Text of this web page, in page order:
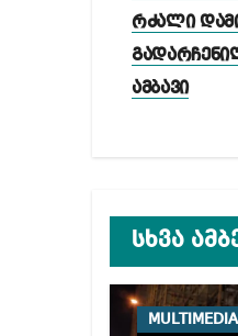
რძალი
ამბავი
სხვა